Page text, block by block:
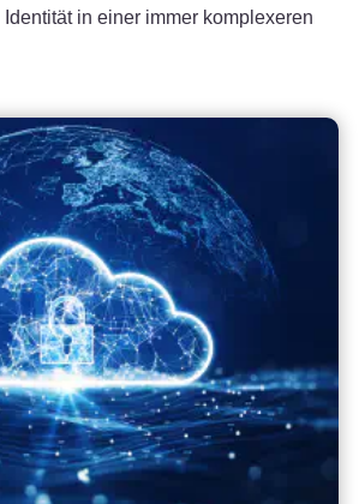
in einer immer komplexeren